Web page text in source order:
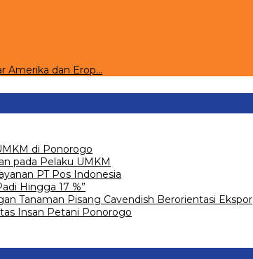
Amerika dan Erop…
di Ponorogo
pada Pelaku UMKM
PT Pos Indonesia
Hingga 17 %”
Tanaman Pisang Cavendish Berorientasi Ekspor
Insan Petani Ponorogo